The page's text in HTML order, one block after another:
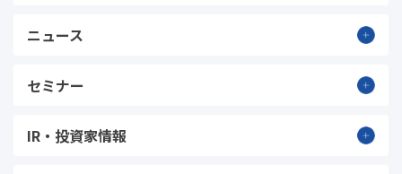
ニュース
セミナー
IR・投資家情報